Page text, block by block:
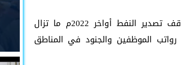
إلا أن الأزمة المالية التي تعاني منها الحكومة منذ توقف تصدير النفط أواخر 2022م ما تزال
الموظفين والجنود في المناطق